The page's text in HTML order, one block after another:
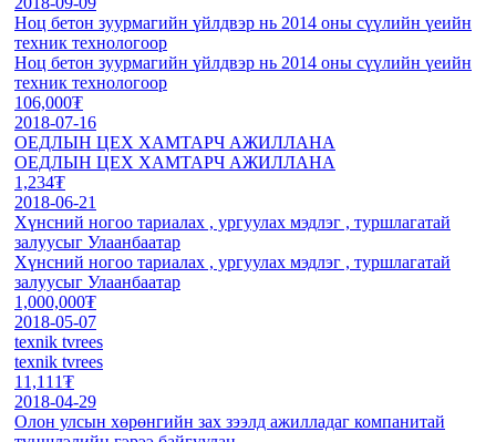
Ноц бетон зуурмагийн үйлдвэр нь 2014 оны сүүлийн үеийн
техник технологоор
Ноц бетон зуурмагийн үйлдвэр нь 2014 оны сүүлийн үеийн
техник технологоор
106,000₮
2018-07-16
ОЕДЛЫН ЦЕХ ХАМТАРЧ АЖИЛЛАНА
ОЕДЛЫН ЦЕХ ХАМТАРЧ АЖИЛЛАНА
1,234₮
2018-06-21
Хүнсний ногоо тариалах , ургуулах мэдлэг , туршлагатай
залуусыг Улаанбаатар
Хүнсний ногоо тариалах , ургуулах мэдлэг , туршлагатай
залуусыг Улаанбаатар
1,000,000₮
2018-05-07
texnik tvrees
texnik tvrees
11,111₮
2018-04-29
Олон улсын хөрөнгийн зах зээлд ажилладаг компанитай